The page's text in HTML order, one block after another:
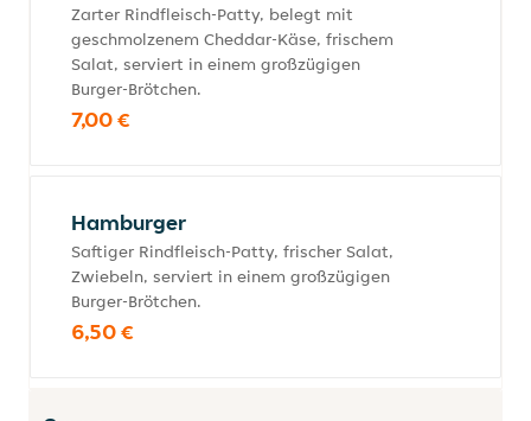
Zarter Rindfleisch-Patty, belegt mit
geschmolzenem Cheddar-Käse, frischem
Salat, serviert in einem großzügigen
Burger-Brötchen.
7,00 €
Hamburger
Saftiger Rindfleisch-Patty, frischer Salat,
Zwiebeln, serviert in einem großzügigen
Burger-Brötchen.
6,50 €